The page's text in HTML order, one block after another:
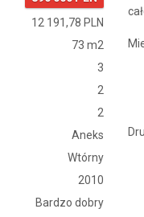
12 191,78 PLN
73 m2
3
2
2
Aneks
Wtórny
2010
Bardzo dobry